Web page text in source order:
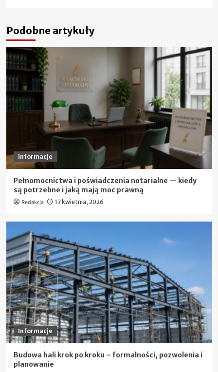
Podobne artykuły
Informacje
Pełnomocnictwa i poświadczenia notarialne — kiedy
są potrzebne i jaką mają moc prawną
Redakcja 17 kwietnia, 2026
Informacje
Budowa hali krok po kroku – formalności, pozwolenia i
planowanie